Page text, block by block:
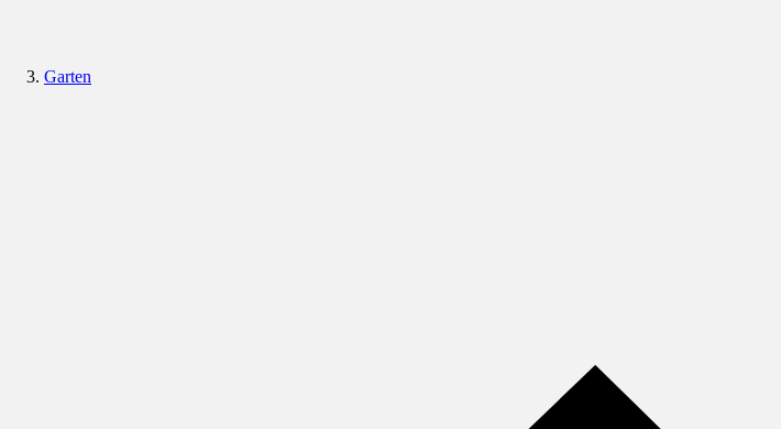
Garten